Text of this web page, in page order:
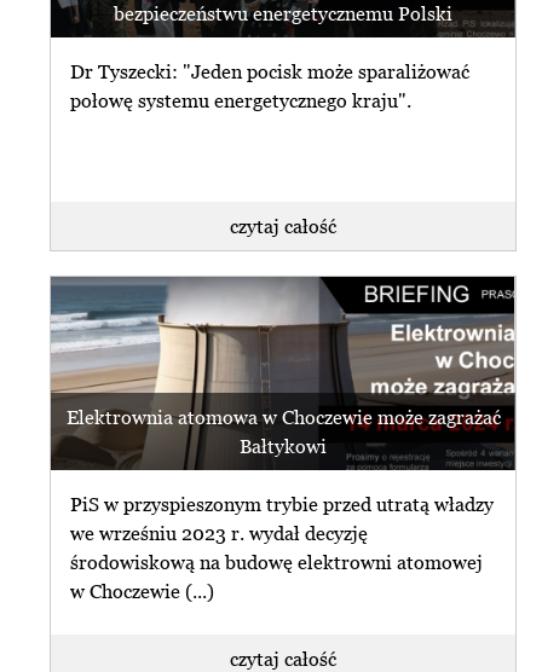
bezpieczeństwu energetycznemu Polski
Dr Tyszecki: "Jeden pocisk może sparaliżować
połowę systemu energetycznego kraju".
czytaj całość
Elektrownia atomowa w Choczewie może zagrażać
Bałtykowi
PiS w przyspieszonym trybie przed utratą władzy
we wrześniu 2023 r. wydał decyzję
środowiskową na budowę elektrowni atomowej
w Choczewie (...)
czytaj całość